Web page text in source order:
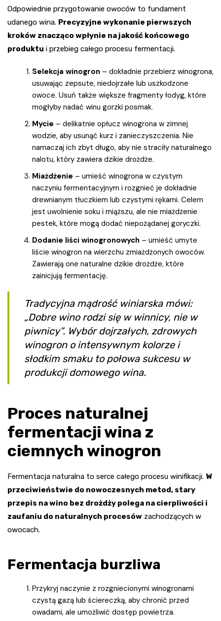
Odpowiednie przygotowanie owoców to fundament
udanego wina. Precyzyjne wykonanie pierwszych
kroków znacząco wpłynie na jakość końcowego
produktu i przebieg całego procesu fermentacji.
Selekcja winogron – dokładnie przebierz winogrona,
usuwając zepsute, niedojrzałe lub uszkodzone
owoce. Usuń także większe fragmenty łodyg, które
mogłyby nadać winu gorzki posmak.
Mycie – delikatnie opłucz winogrona w zimnej
wodzie, aby usunąć kurz i zanieczyszczenia. Nie
namaczaj ich zbyt długo, aby nie straciły naturalnego
nalotu, który zawiera dzikie drożdże.
Miażdżenie – umieść winogrona w czystym
naczyniu fermentacyjnym i rozgnieć je dokładnie
drewnianym tłuczkiem lub czystymi rękami. Celem
jest uwolnienie soku i miąższu, ale nie miażdżenie
pestek, które mogą dodać niepożądanej goryczki.
Dodanie liści winogronowych – umieść umyte
liście winogron na wierzchu zmiażdżonych owoców.
Zawierają one naturalne dzikie drożdże, które
zainicjują fermentację.
Tradycyjna mądrość winiarska mówi:
„Dobre wino rodzi się w winnicy, nie w
piwnicy”. Wybór dojrzałych, zdrowych
winogron o intensywnym kolorze i
słodkim smaku to połowa sukcesu w
produkcji domowego wina.
Proces naturalnej
fermentacji wina z
ciemnych winogron
Fermentacja naturalna to serce całego procesu winifikacji. W
przeciwieństwie do nowoczesnych metod, stary
przepis na wino bez drożdży polega na cierpliwości i
zaufaniu do naturalnych procesów zachodzących w
owocach.
Fermentacja burzliwa
Przykryj naczynie z rozgniecionymi winogronami
czystą gazą lub ściereczką, aby chronić przed
owadami, ale umożliwić dostęp powietrza.